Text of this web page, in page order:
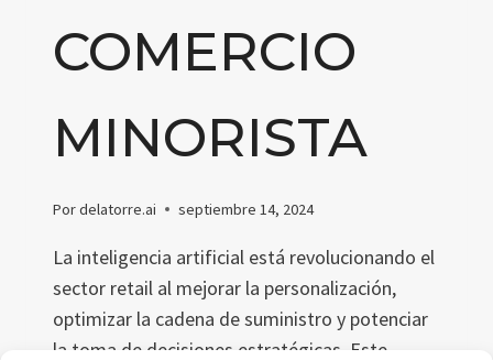
COMERCIO
MINORISTA
Pordelatorre.ai septiembre 14, 2024
La inteligencia artificial está revolucionando el
sector retail al mejorar la personalización,
optimizar la cadena de suministro y potenciar
la toma de decisiones estratégicas. Este